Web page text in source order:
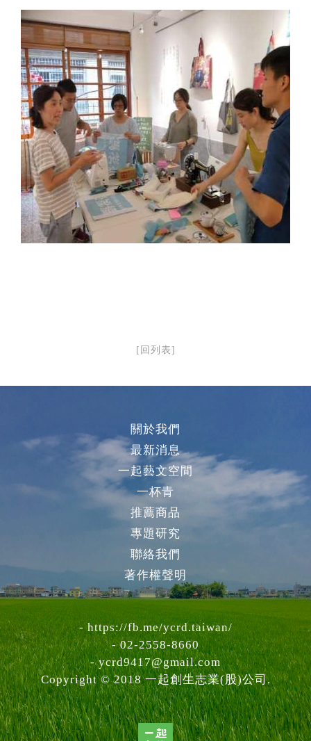
[回列表]
關於我們
最新消息
一起藝文空間
一杯青
推薦商品
專題研究
聯絡我們
著作權聲明
-https://fb.me/ycrd.taiwan/
- 02-2558-8660
-ycrd9417@gmail.com
Copyright © 2018 一起創生志業(股)公司.